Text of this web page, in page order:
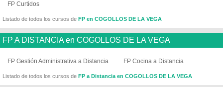
FP Curtidos
Listado de todos los cursos de FP en COGOLLOS DE LA VEGA
FP A DISTANCIA en COGOLLOS DE LA VEGA
FP Gestión Administrativa a Distancia FP Cocina a Distancia
Listado de todos los cursos de FP a Distancia en COGOLLOS DE LA VEGA